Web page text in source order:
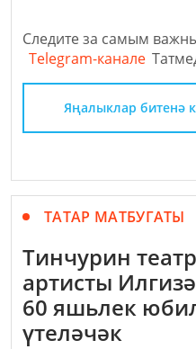
Следите за самым
Telegram-канале
Яңалыклар битенә
ТАТАР МАТБУГАТЫ
Тинчурин
артисты
60 яшьлек
үтеләчәк